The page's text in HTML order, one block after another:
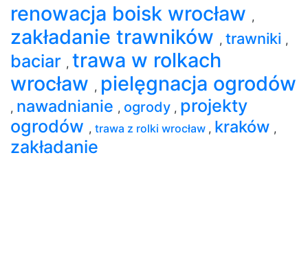
renowacja boisk wrocław ,
zakładanie trawników , trawniki ,
baciar , trawa w rolkach
wrocław , pielęgnacja ogrodów
, nawadnianie , ogrody , projekty
ogrodów , trawa z rolki wrocław , kraków ,
zakładanie